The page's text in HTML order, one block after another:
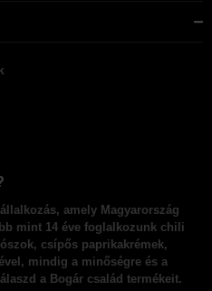
amely Magyarország
mint 14 éve foglalkozunk chili
, csípős paprikakrémek,
mindig a minőségre és a
a Bogár család termékeit.